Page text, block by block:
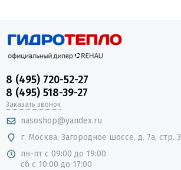
8 (495) 720-52-27
8 (495) 518-39-27
Заказать звонок
nasoshop@yandex.ru
г. Москва, Загородное шоссе, д. 7а, стр. 3
пн-пт с 09:00 до 19:00
сб с 10:00 до 17:00